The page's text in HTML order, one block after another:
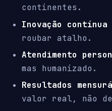
continentes.
Inovação contínua
roubar atalho.
Atendimento
mas humanizado.
Resultados
valor real, não